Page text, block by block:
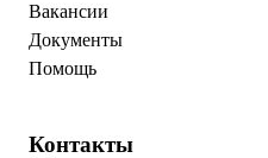
Вакансии
Документы
Помощь
Контакты